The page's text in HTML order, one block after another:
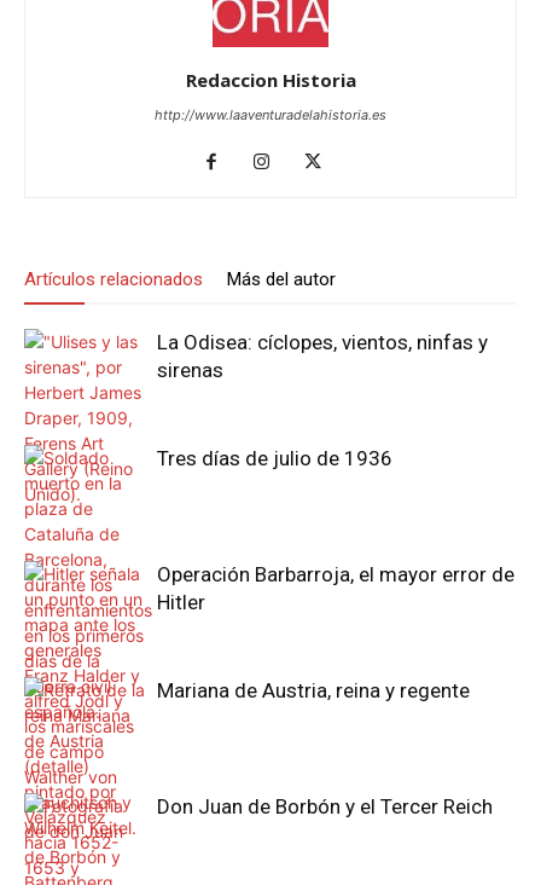
Redaccion Historia
http://www.laaventuradelahistoria.es
Artículos relacionados Más del autor
La Odisea: cíclopes, vientos, ninfas y
sirenas
Tres días de julio de 1936
Operación Barbarroja, el mayor error de
Hitler
Mariana de Austria, reina y regente
Don Juan de Borbón y el Tercer Reich